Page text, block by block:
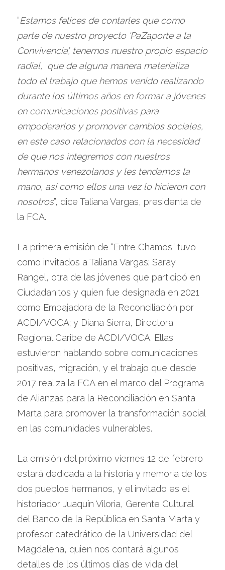
“Estamos felices de contarles que como
parte de nuestro proyecto ‘PaZaporte a la
Convivencia’, tenemos nuestro propio espacio
radial,  que de alguna manera materializa
todo el trabajo que hemos venido realizando
durante los últimos años en formar a jóvenes
en comunicaciones positivas para
empoderarlos y promover cambios sociales,
en este caso relacionados con la necesidad
de que nos integremos con nuestros
hermanos venezolanos y les tendamos la
mano, así como ellos una vez lo hicieron con
nosotros”, dice Taliana Vargas, presidenta de
la FCA.
La primera emisión de “Entre Chamos” tuvo
como invitados a Taliana Vargas; Saray
Rangel, otra de las jóvenes que participó en
Ciudadanitos y quien fue designada en 2021
como Embajadora de la Reconciliación por
ACDI/VOCA; y Diana Sierra, Directora
Regional Caribe de ACDI/VOCA. Ellas
estuvieron hablando sobre comunicaciones
positivas, migración, y el trabajo que desde
2017 realiza la FCA en el marco del Programa
de Alianzas para la Reconciliación en Santa
Marta para promover la transformación social
en las comunidades vulnerables.
La emisión del próximo viernes 12 de febrero
estará dedicada a la historia y memoria de los
dos pueblos hermanos, y el invitado es el
historiador Juaquín Viloria, Gerente Cultural
del Banco de la República en Santa Marta y
profesor catedrático de la Universidad del
Magdalena, quien nos contará algunos
detalles de los últimos días de vida del